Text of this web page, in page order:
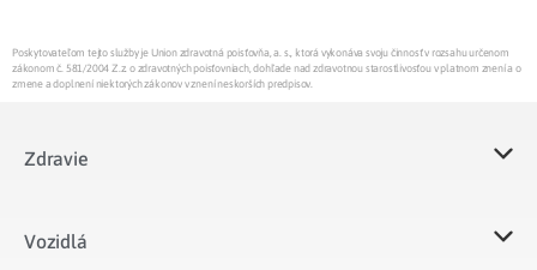
Poskytovateľom tejto služby je Union zdravotná poisťovňa, a. s., ktorá vykonáva svoju činnosť v rozsahu určenom
zákonom č. 581/2004 Z.z. o zdravotných poisťovniach, dohľade nad zdravotnou starostlivosťou v platnom znení a o
zmene a doplnení niektorých zákonov v znení neskorších predpisov.
Zdravie
Vozidlá​